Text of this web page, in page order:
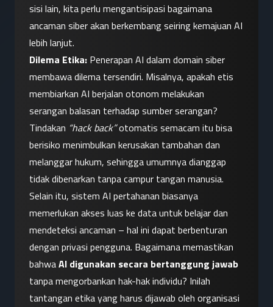
sisi lain, kita perlu mengantisipasi bagaimana
ancaman siber akan berkembang seiring kemajuan AI
lebih lanjut.
Dilema Etika: Penerapan AI dalam domain siber
membawa dilema tersendiri. Misalnya, apakah etis
membiarkan AI berjalan otonom melakukan
serangan balasan terhadap sumber serangan?
Tindakan “hack back” otomatis semacam itu bisa
berisiko menimbulkan kerusakan tambahan dan
melanggar hukum, sehingga umumnya dianggap
tidak dibenarkan tanpa campur tangan manusia.
Selain itu, sistem AI pertahanan biasanya
memerlukan akses luas ke data untuk belajar dan
mendeteksi ancaman – hal ini dapat berbenturan
dengan privasi pengguna. Bagaimana memastikan
bahwa AI digunakan secara bertanggung jawab
tanpa mengorbankan hak-hak individu? Inilah
tantangan etika yang harus dijawab oleh organisasi